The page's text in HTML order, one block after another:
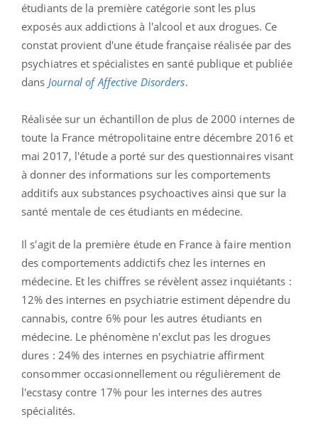
étudiants de la première catégorie sont les plus
exposés aux addictions à l'alcool et aux drogues. Ce
constat provient d'une étude française réalisée par des
psychiatres et spécialistes en santé publique et publiée
dans Journal of Affective Disorders.
Réalisée sur un échantillon de plus de 2000 internes de
toute la France métropolitaine entre décembre 2016 et
mai 2017, l'étude a porté sur des questionnaires visant
à donner des informations sur les comportements
additifs aux substances psychoactives ainsi que sur la
santé mentale de ces étudiants en médecine.
Il s'agit de la première étude en France à faire mention
des comportements addictifs chez les internes en
médecine. Et les chiffres se révèlent assez inquiétants :
12% des internes en psychiatrie estiment dépendre du
cannabis, contre 6% pour les autres étudiants en
médecine. Le phénomène n'exclut pas les drogues
dures : 24% des internes en psychiatrie affirment
consommer occasionnellement ou régulièrement de
l'ecstasy contre 17% pour les internes des autres
spécialités.